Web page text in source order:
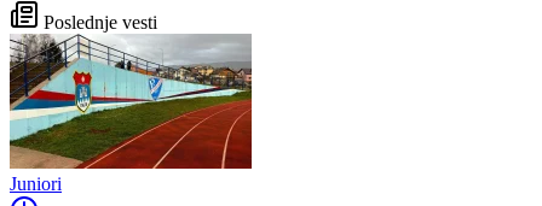
Poslednje vesti
Juniori